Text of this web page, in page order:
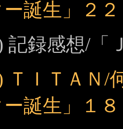
ー誕生」２
記録感想/「
ＴＩＴＡＮ/
ー誕生」１